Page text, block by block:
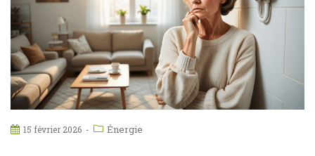
15 février 2026 Énergie